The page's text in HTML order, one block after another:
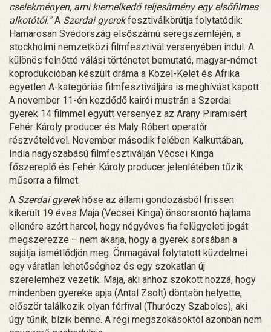
cselekményen, ami kiemelkedő teljesítmény egy elsőfilmes
alkotótól.”A Szerdai gyerekfesztiválkörútja folytatódik:
Hamarosan Svédország elsőszámú seregszemléjén, a
stockholmi nemzetközi filmfesztivál versenyében indul. A
különös felnőtté válási történetet bemutató, magyar-német
koprodukcióban készült dráma a Közel-Kelet és Afrika
egyetlen A-kategóriás filmfesztiváljára is meghívást kapott.
A november 11-én kezdődő kairói mustrán a Szerdai
gyerek 14 filmmel együtt versenyez az Arany Piramisért
Fehér Károly producer és Maly Róbert operatőr
részvételével. November második felében Kalkuttában,
India nagyszabású filmfesztiválján Vécsei Kinga
főszereplő és Fehér Károly producer jelenlétében tűzik
műsorra a filmet.
A Szerdai gyerekhőse az állami gondozásból frissen
kikerült 19 éves Maja (Vecsei Kinga) önsorsrontó hajlama
ellenére azért harcol, hogy négyéves fia felügyeleti jogát
megszerezze – nem akarja, hogy a gyerek sorsában a
sajátja ismétlődjön meg. Önmagával folytatott küzdelmei
egy váratlan lehetőséghez és egy szokatlan új
szerelemhez vezetik. Maja, aki ahhoz szokott hozzá, hogy
mindenben gyereke apja (Antal Zsolt) döntsön helyette,
először találkozik olyan férfival (Thuróczy Szabolcs), aki
úgy tűnik, bízik benne. A régi megszokásoktól azonban nem